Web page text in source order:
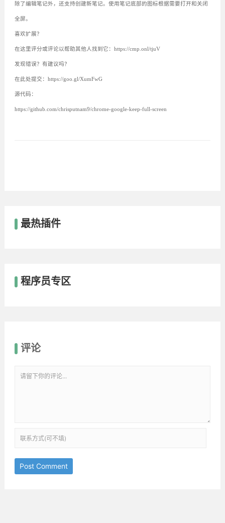
除了编辑笔记外，还支持创建新笔记。使用笔记底部的图标根据需要打开和关闭
全屏。
喜欢扩展？
在这里评分或评论以帮助其他人找到它：https://cmp.onl/tjuV
发现错误？有建议吗？
在此处提交：https://goo.gl/XumFwG
源代码：
https://github.com/chrisputnam9/chrome-google-keep-full-screen
最热插件
程序员专区
评论
Post Comment